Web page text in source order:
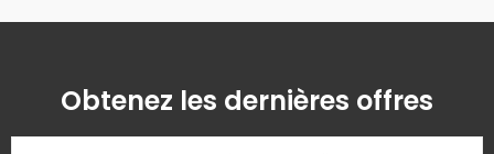
Obtenez les dernières offres